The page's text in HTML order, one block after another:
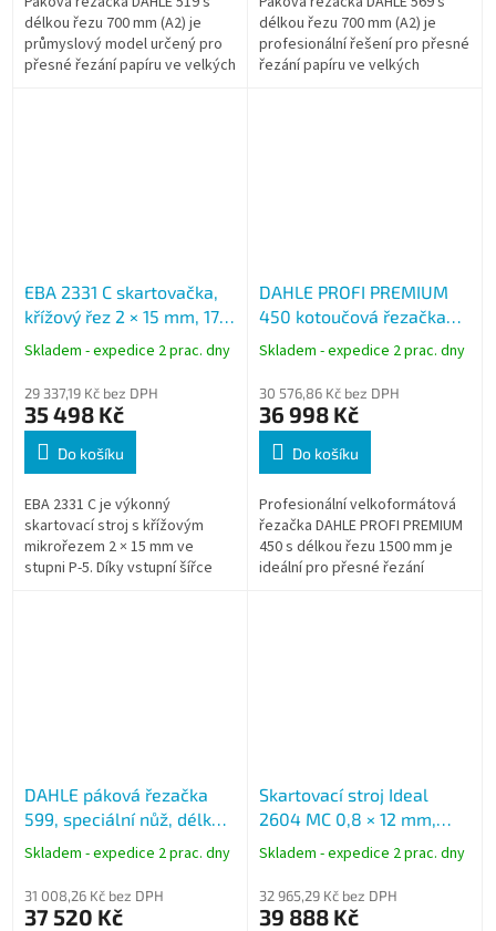
délkou řezu 700 mm (A2) je
průmyslový model určený pro
přesné řezání papíru ve velkých
délkou řezu 700 mm (A2) je
profesionální řešení pro přesné
řezání papíru ve velkých
EBA 2331 C skartovačka,
křížový řez 2 × 15 mm, 17
listů (70 g/m2), koš 120 l
Skladem - expedice 2 prac. dny
29 337,19 Kč bez DPH
35 498 Kč
Do košíku
EBA 2331 C je výkonný
skartovací stroj s křížovým
mikrořezem 2 × 15 mm ve
stupni P-5. Díky vstupní šířce
DAHLE PROFI PREMIUM
450 kotoučová řezačka
včetně podstavce (délka
řezu 1500 mm / A0)
Skladem - expedice 2 prac. dny
30 576,86 Kč bez DPH
36 998 Kč
Do košíku
Profesionální velkoformátová
řezačka DAHLE PROFI PREMIUM
450 s délkou řezu 1500 mm je
ideální pro přesné řezání
DAHLE páková řezačka
599, speciální nůž, délka
řezu 700 mm (A2)
Skladem - expedice 2 prac. dny
31 008,26 Kč bez DPH
37 520 Kč
Skartovací stroj Ideal
2604 MC 0,8 × 12 mm,
mikrořez, 100 l
Skladem - expedice 2 prac. dny
32 965,29 Kč bez DPH
39 888 Kč